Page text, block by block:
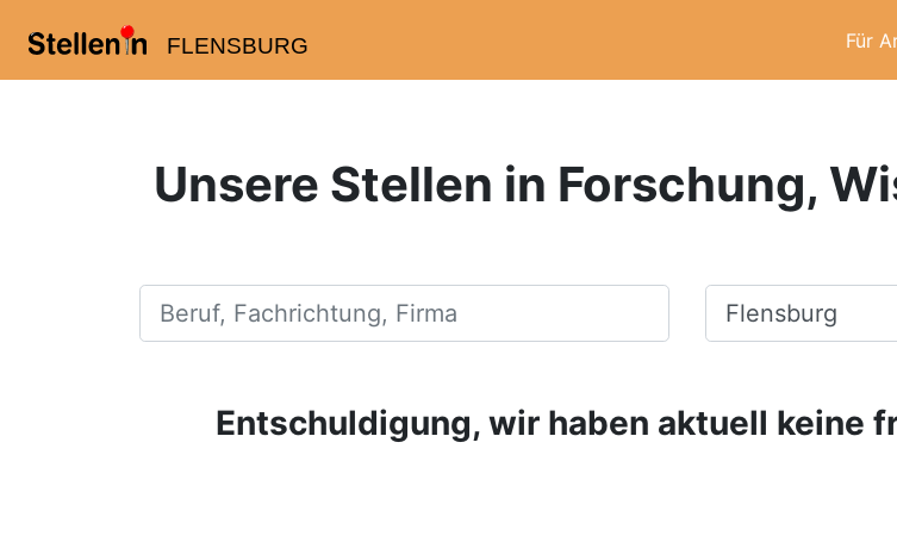
FLENSBURG Für
Unsere Stellen in Forschung,
Beruf, Fachrichtung, Firma Ort, Stadt
Entschuldigung, wir haben aktuell keine